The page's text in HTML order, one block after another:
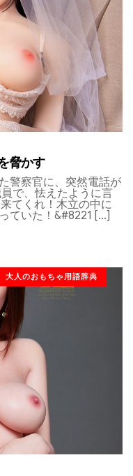
脅かす
警察官に、突然電話が
で、怯えたように言
てくれ！木立の中に
ていた！&#8221 […]
大人のおもちゃ用語辞典